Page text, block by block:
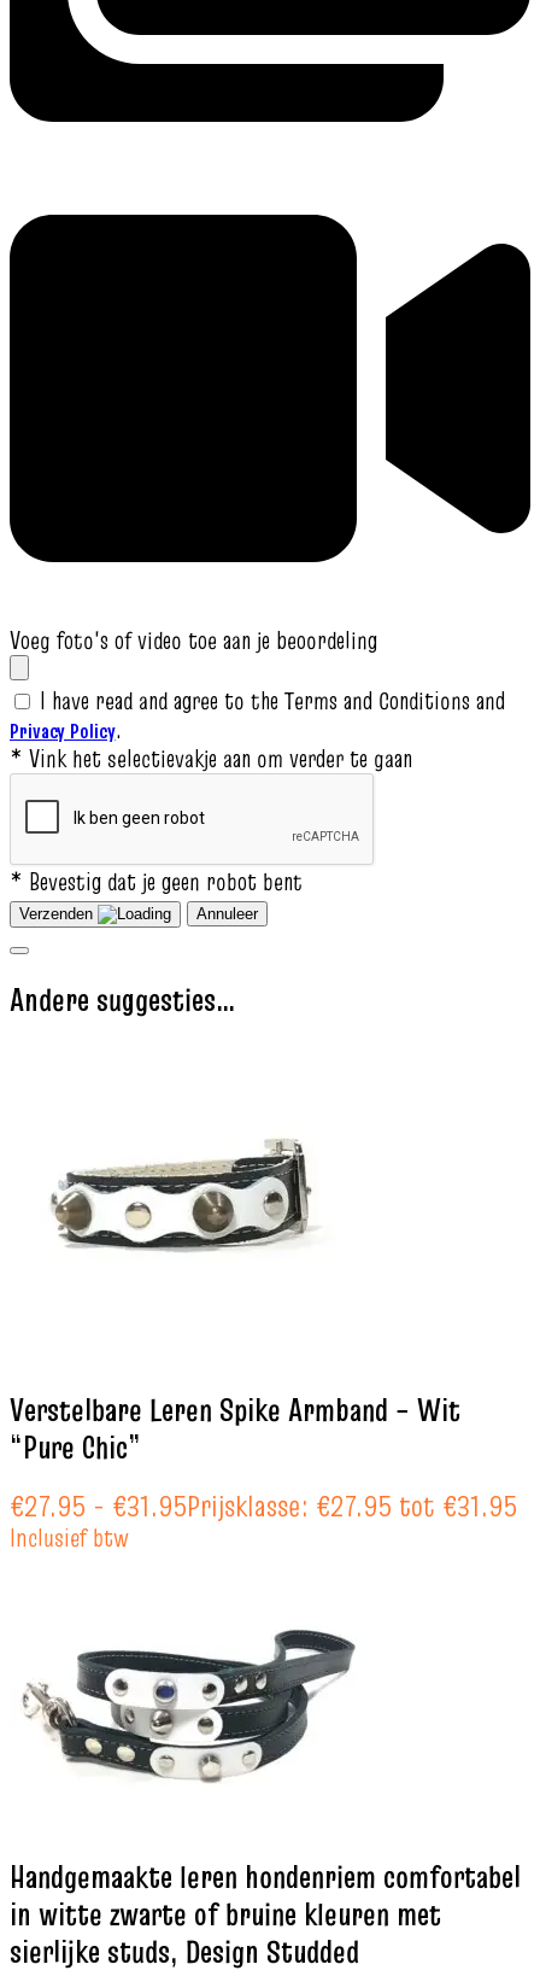
Voeg foto's of video toe aan je beoordeling
I have read and agree to the Terms and Conditions and
Privacy Policy.
* Vink het selectievakje aan om verder te gaan
* Bevestig dat je geen robot bent
Verzenden Annuleer
Andere suggesties…
Verstelbare Leren Spike Armband – Wit
“Pure Chic”
€27.95 - €31.95Prijsklasse: €27.95 tot €31.95
Inclusief btw
Handgemaakte leren hondenriem comfortabel
in witte zwarte of bruine kleuren met
sierlijke studs, Design Studded